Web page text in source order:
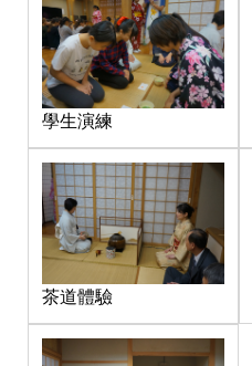
學生演練
茶道體驗